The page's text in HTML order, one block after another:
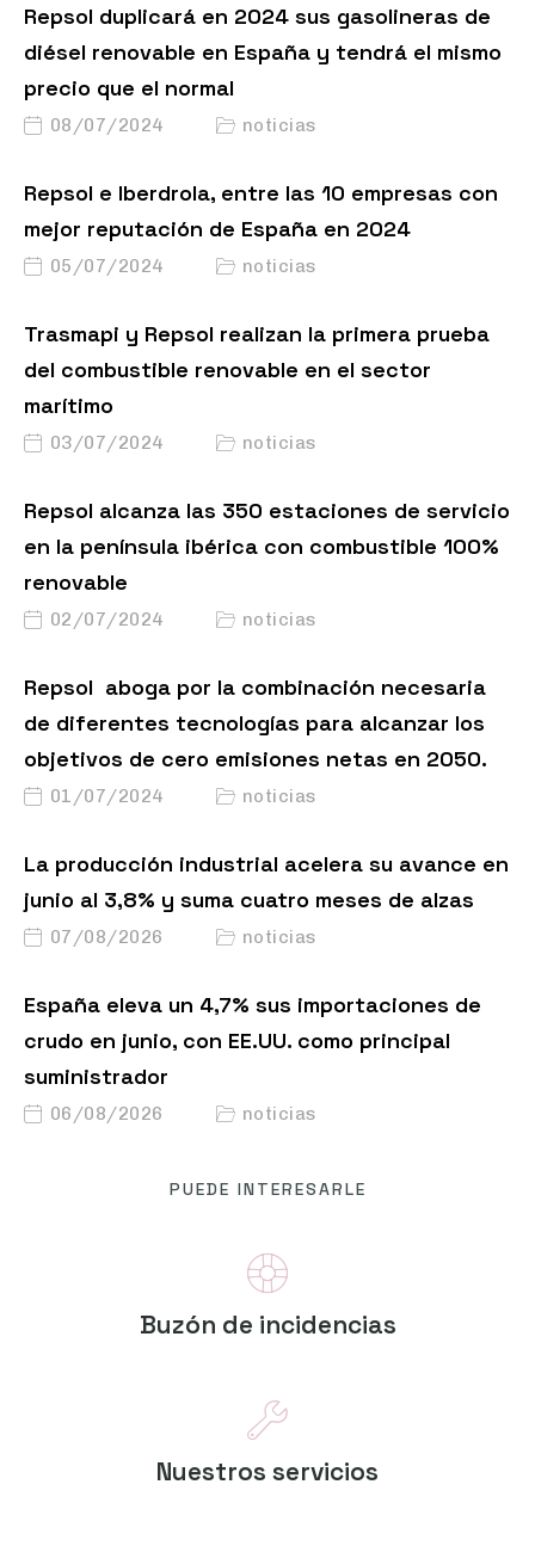
Repsol duplicará en 2024 sus gasolineras de
diésel renovable en España y tendrá el mismo
precio que el normal
08/07/2024 noticias
Repsol e Iberdrola, entre las 10 empresas con
mejor reputación de España en 2024
05/07/2024 noticias
Trasmapi y Repsol realizan la primera prueba
del combustible renovable en el sector
marítimo
03/07/2024 noticias
Repsol alcanza las 350 estaciones de servicio
en la península ibérica con combustible 100%
renovable
02/07/2024 noticias
Repsol aboga por la combinación necesaria
de diferentes tecnologías para alcanzar los
objetivos de cero emisiones netas en 2050.
01/07/2024 noticias
La producción industrial acelera su avance en
junio al 3,8% y suma cuatro meses de alzas
07/08/2026 noticias
España eleva un 4,7% sus importaciones de
crudo en junio, con EE.UU. como principal
suministrador
06/08/2026 noticias
PUEDE INTERESARLE
Buzón de incidencias
Nuestros servicios